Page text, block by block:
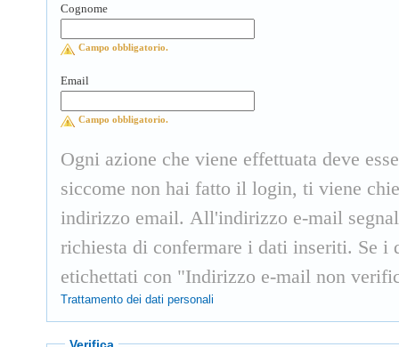
Cognome
Campo obbligatorio.
Email
Campo obbligatorio.
Ogni azione che viene effettuata deve
siccome non hai fatto il login, ti viene
indirizzo email. All'indirizzo e-mail
richiesta di confermare i dati inseriti. Se i
etichettati con "Indirizzo e-mail non
Trattamento dei dati personali
Verifica